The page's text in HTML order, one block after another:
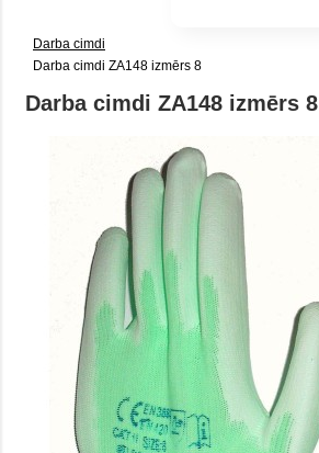
Darba cimdi
Darba cimdi ZA148 izmērs 8
Darba cimdi ZA148 izmērs 8